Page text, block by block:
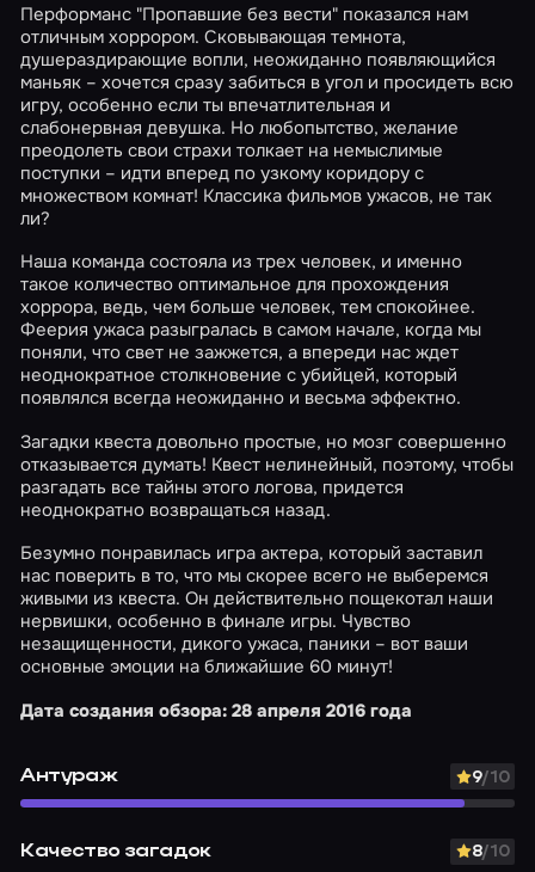
Перформанс "Пропавшие без вести" показался нам
отличным хоррором. Сковывающая темнота,
душераздирающие вопли, неожиданно появляющийся
маньяк – хочется сразу забиться в угол и просидеть всю
игру, особенно если ты впечатлительная и
слабонервная девушка. Но любопытство, желание
преодолеть свои страхи толкает на немыслимые
поступки – идти вперед по узкому коридору с
множеством комнат! Классика фильмов ужасов, не так
ли?
Наша команда состояла из трех человек, и именно
такое количество оптимальное для прохождения
хоррора, ведь, чем больше человек, тем спокойнее.
Феерия ужаса разыгралась в самом начале, когда мы
поняли, что свет не зажжется, а впереди нас ждет
неоднократное столкновение с убийцей, который
появлялся всегда неожиданно и весьма эффектно.
Загадки квеста довольно простые, но мозг совершенно
отказывается думать! Квест нелинейный, поэтому, чтобы
разгадать все тайны этого логова, придется
неоднократно возвращаться назад.
Безумно понравилась игра актера, который заставил
нас поверить в то, что мы скорее всего не выберемся
живыми из квеста. Он действительно пощекотал наши
нервишки, особенно в финале игры. Чувство
незащищенности, дикого ужаса, паники – вот ваши
основные эмоции на ближайшие 60 минут!
Дата создания обзора: 28 апреля 2016 года
Антураж 9/10
Качество загадок 8/10